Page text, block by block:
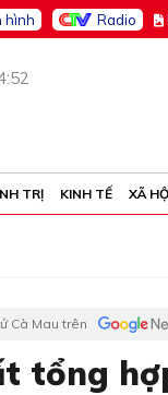
hình Radio
TRỊ KINH TẾ XÃ
Cà Mau trên
tổng